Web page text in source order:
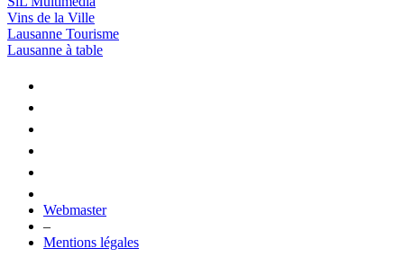
Vins de la Ville
Lausanne Tourisme
Lausanne à table
Webmaster
–
Mentions légales